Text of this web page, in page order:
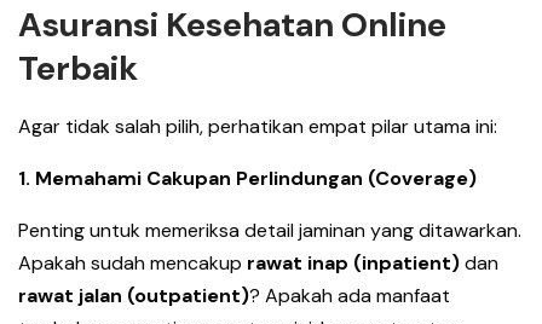
Asuransi Kesehatan Online
Terbaik
Agar tidak salah pilih, perhatikan empat pilar utama ini:
1. Memahami Cakupan Perlindungan (Coverage)
Penting untuk memeriksa detail jaminan yang ditawarkan.
Apakah sudah mencakup rawat inap (inpatient)dan
rawat jalan (outpatient)? Apakah ada manfaat